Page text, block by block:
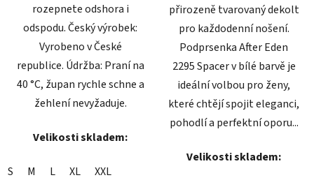
rozepnete odshora i
odspodu. Český výrobek:
Vyrobeno v České
republice. Údržba: Praní na
40 °C, župan rychle schne a
žehlení nevyžaduje.
Velikosti skladem:
S M L XL XXL
přirozeně tvarovaný dekolt
pro každodenní nošení.
Podprsenka After Eden
2295 Spacer v bílé barvě je
ideální volbou pro ženy,
které chtějí spojit eleganci,
pohodlí a perfektní oporu...
Velikosti skladem: